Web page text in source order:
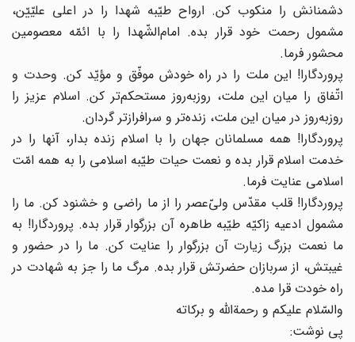
دشمنانش را منکوب کن. ارواح طیّبه شهدا را در اعلى‌ علیّیّن،
مشمول رحمت خود قرار بده. امام‌الشّهدا را با ائمّه معصومین
محشور فرما.
پروردگارا! این ملت را در راه خودش موفّق و مؤیّد کن. وحدت و
اتّفاق را میان این ملت، روزبه‌روز مستحکم‌تر کن. اسلام عزیز را
روزبه‌روز در میان این ملت، زنده‌تر و سرافرازتر گردان.
پروردگارا! همه مسلمانان جهان را با اسلام زنده بدار، آنها را در
خدمت اسلام قرار بده و نعمت حیات طیّبه اسلامى را به همه امّت
اسلامى عنایت فرما.
پروردگارا! قلب مقدّس ولىّ‌عصر را از ما راضى و خشنود کن. ما را
مشمول ادعیه زاکیّه طیّبه طاهره آن بزرگوار قرار بده. پروردگارا! به
ما نعمت بزرگ زیارت آن بزرگوار را عنایت کن. ما را در حضور و
غیبتش، از سربازان حضرتش قرار بده. مرگ ما را جز به شهادت در
راه خودت قرا مده.
والسّلام علیکم و رحمةاللَّه و برکاته‌
پی نوشت: